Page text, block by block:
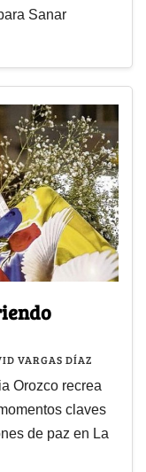
Sanar
VARGAS DÍAZ
Orozco recrea
claves
de paz en La